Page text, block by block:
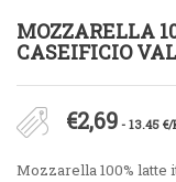
MOZZARELLA
CASEIFICIO
€2,69 - 13.45
Mozzarella 100% latte